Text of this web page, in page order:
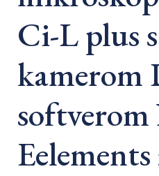
Ci-L plus
kamerom